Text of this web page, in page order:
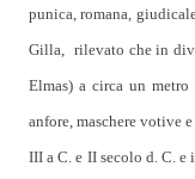
punica, romana,
Gilla, rilevato che in
Elmas) a circa un
anfore, maschere votive
III a C. e II secolo d. C. e